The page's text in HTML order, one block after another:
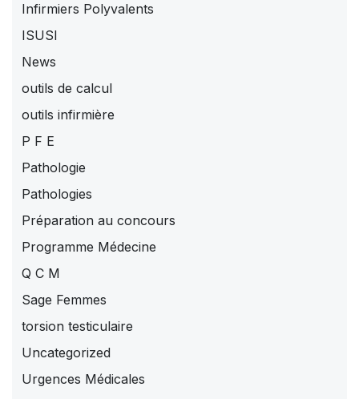
Infirmiers Polyvalents
ISUSI
News
outils de calcul
outils infirmière
P F E
Pathologie
Pathologies
Préparation au concours
Programme Médecine
Q C M
Sage Femmes
torsion testiculaire
Uncategorized
Urgences Médicales